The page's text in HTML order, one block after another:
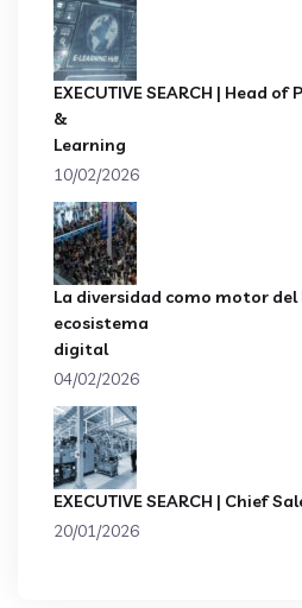
EXECUTIVE SEARCH | Head
&
Learning
10/02/2026
La diversidad como motor
ecosistema
digital
04/02/2026
EXECUTIVE SEARCH | Chief
20/01/2026